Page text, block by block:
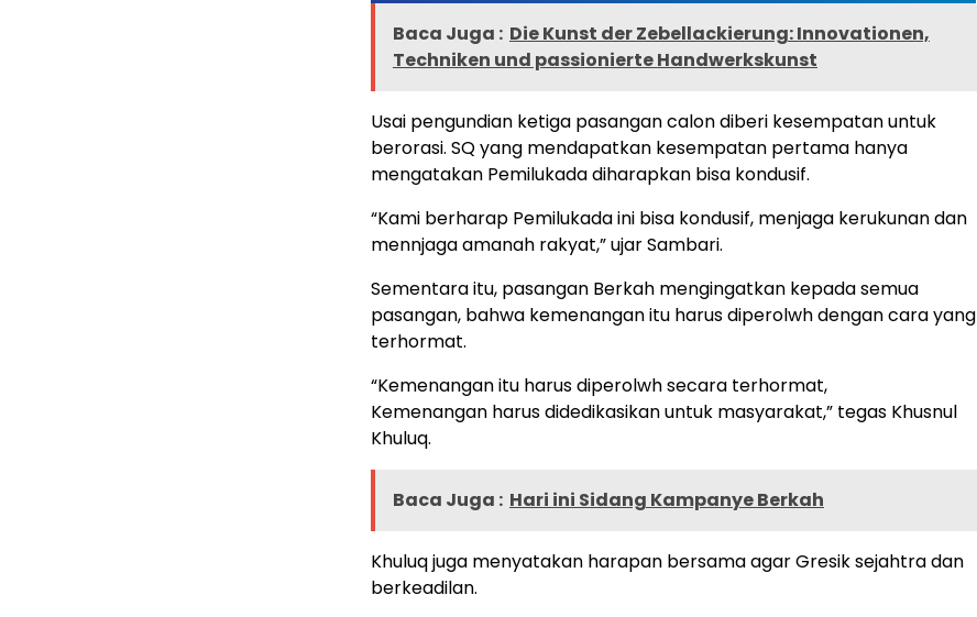
Baca Juga : Die Kunst der Zebellackierung: Innovationen,
Techniken und passionierte Handwerkskunst
Usai pengundian ketiga pasangan calon diberi kesempatan untuk
berorasi. SQ yang mendapatkan kesempatan pertama hanya
mengatakan Pemilukada diharapkan bisa kondusif.
“Kami berharap Pemilukada ini bisa kondusif, menjaga kerukunan dan
mennjaga amanah rakyat,” ujar Sambari.
Sementara itu, pasangan Berkah mengingatkan kepada semua
pasangan, bahwa kemenangan itu harus diperolwh dengan cara yang
terhormat.
“Kemenangan itu harus diperolwh secara terhormat,
Kemenangan harus didedikasikan untuk masyarakat,” tegas Khusnul
Khuluq.
Baca Juga : Hari ini Sidang Kampanye Berkah
Khuluq juga menyatakan harapan bersama agar Gresik sejahtra dan
berkeadilan.